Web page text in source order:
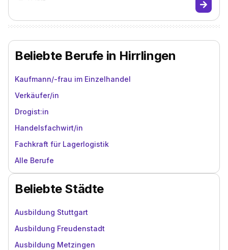
Beliebte Berufe in Hirrlingen
Kaufmann/-frau im Einzelhandel
Verkäufer/in
Drogist:in
Handelsfachwirt/in
Fachkraft für Lagerlogistik
Alle Berufe
Beliebte Städte
Ausbildung Stuttgart
Ausbildung Freudenstadt
Ausbildung Metzingen